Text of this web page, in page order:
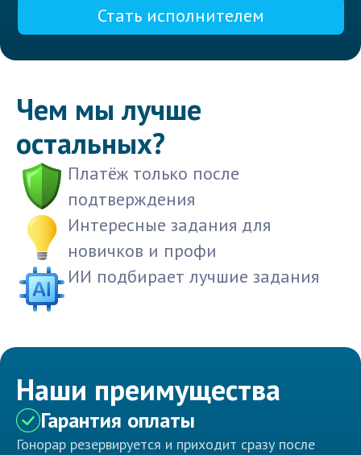
Стать исполнителем
Чем мы лучше
остальных?
Платёж только после
подтверждения
Интересные задания для
новичков и профи
ИИ подбирает лучшие задания
Наши преимущества
Гарантия оплаты
Гонорар резервируется и приходит сразу после